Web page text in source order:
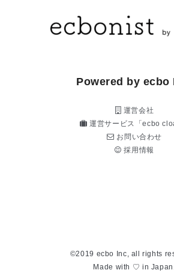
Powered by ecbo
運営会社
運営サービス「ecbo
お問い合わせ
採用情報
©2019 ecbo Inc, all rights
Made with ♡ in